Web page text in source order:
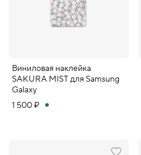
Виниловая наклейка
SAKURA MIST для Samsung
Galaxy
1 500 ₽